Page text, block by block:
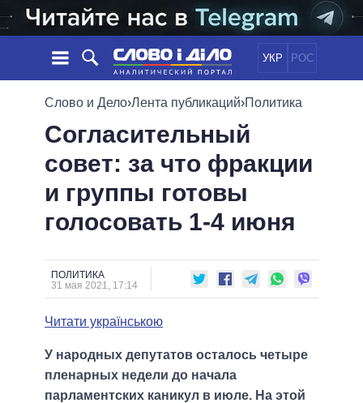
УКР РОС
НОВОСТИ
ЛЕНТА
СОБЫТИЯ
СТАТЬИ
МНЕНИЯ
ОБЗОРЫ
ДАЙДЖЕСТЫ
ПОЛИТИКА
ЭКОНОМИКА
ОБЩЕСТВО
ОБЕЩАНИЯ
ПОЛИТИКИ
ВСЕ ПОЛИТИКИ
ПРЕЗИДЕНТ И ОФИС
ВЕРХОВНАЯ РАДА
КАБИНЕТ МИНИСТРОВ
МЭРЫ
ВСЕ ПЕРСОНЫ
ПОДДЕРЖАТЬ
СРАВНЕНИЕ ПОЛИТИКОВ
Слово и Дело›Лента публикаций›Политика
Согласительный
совет: за что фракции
и группы готовы
голосовать 1-4 июня
ПОЛИТИКА
31 мая 2021, 17:14
Читати українською
У народных депутатов осталось четыре
пленарных недели до начала
парламентских каникул в июле. На этой